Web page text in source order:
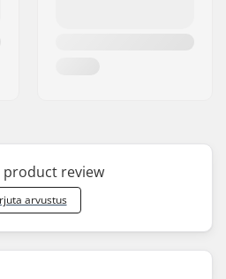
product review
arvustus